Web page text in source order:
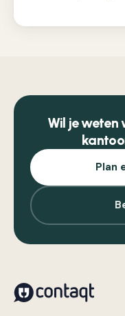
Wil je
Plan